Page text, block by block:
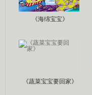
《海绵宝宝》
《蔬菜宝宝要回家》